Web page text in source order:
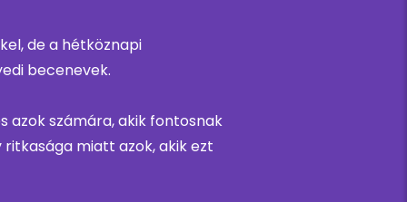
de a hétköznapi
becenevek.
azok számára, akik fontosnak
miatt azok, akik ezt